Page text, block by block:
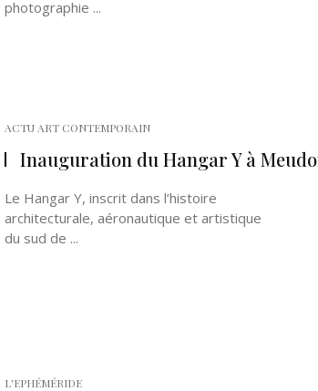
photographie ...
ACTU ART CONTEMPORAIN
Inauguration du Hangar Y à
Le Hangar Y, inscrit dans l’histoire
architecturale, aéronautique et artistique
du sud de ...
L'EPHÉMÉRIDE